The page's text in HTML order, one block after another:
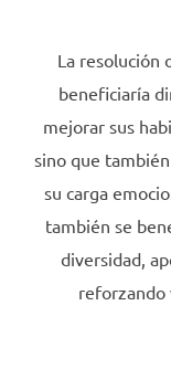
La resolución
beneficiaría
mejorar sus
sino que
su carga
también se
diversidad,
reforzando